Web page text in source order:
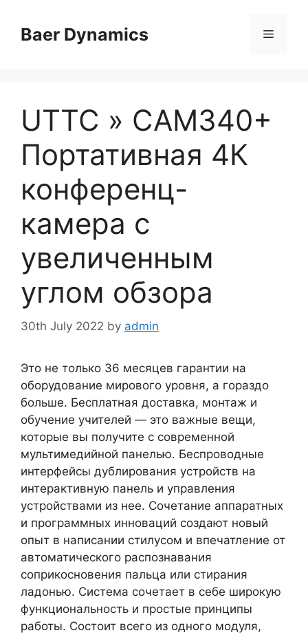
contentBaer Dynamics Menu
UTTC » CAM340+
Портативная 4К
конференц-
камера с
увеличенным
углом обзора
30th July 2022 by admin
Это не только 36 месяцев гарантии на
оборудование мирового уровня, а гораздо
больше. Бесплатная доставка, монтаж и
обучение учителей — это важные вещи,
которые вы получите с современной
мультимедийной панелью. Беспроводные
интерфейсы дублирования устройств на
интерактивную панель и управления
устройствами из нее. Сочетание аппаратных
и программных инноваций создают новый
опыт в написании стилусом и впечатление от
автоматического распознавания
соприкосновения пальца или стирания
ладонью. Система сочетает в себе широкую
функциональность и простые принципы
работы. Состоит всего из одного модуля,